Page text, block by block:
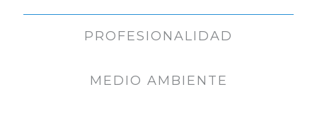
PROFESIONALIDAD
MEDIO AMBIENTE